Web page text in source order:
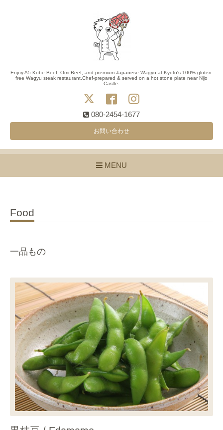
Enjoy A5 Kobe Beef, Omi Beef, and premium Japanese Wagyu at Kyoto's 100% gluten-
free Wagyu steak restaurant.Chef-prepared & served on a hot stone plate near Nijo
Castle.
080-2454-1677
お問い合わせ
MENU
Food
一品もの